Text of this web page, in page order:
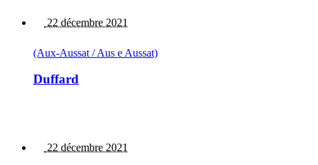
22 décembre 2021
(Aux-Aussat / Aus e Aussat)
Duffard
22 décembre 2021